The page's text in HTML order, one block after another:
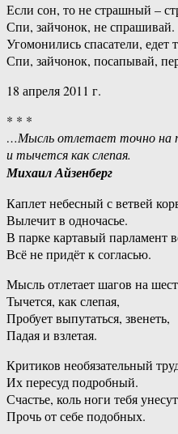
Если сон, то не страшный –
Спи, зайчонок, не спрашивай.
Угомонились спасатели, едет
Спи, зайчонок, посапывай,
18 апреля 2011 г.
* * *
…Мысль отлетает точно на
и тычется как слепая.
Михаил Айзенберг
Каплет небесный с ветвей
Вылечит в одночасье.
В парке картавый парламент
Всё не придёт к согласью.
Мысль отлетает шагов на
Тычется, как слепая,
Пробует выпутаться, звенеть,
Падая и взлетая.
Критиков необязательный
Их пересуд подробный.
Счастье, коль ноги тебя унесут
Прочь от себе подобных.